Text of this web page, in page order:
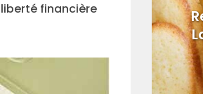
financière